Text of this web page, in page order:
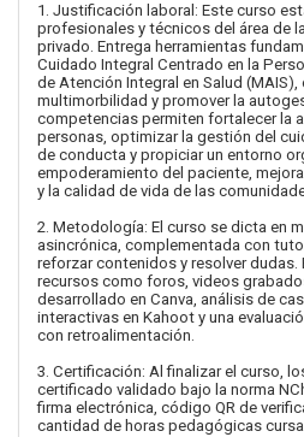
1. Justificación laboral: Este curso
profesionales y técnicos del área de
privado. Entrega herramientas
Cuidado Integral Centrado en la
de Atención Integral en Salud
multimorbilidad y promover la
competencias permiten fortalecer la
personas, optimizar la gestión del
de conducta y propiciar un entorno
empoderamiento del paciente,
y la calidad de vida de las
2. Metodología: El curso se dicta en
asincrónica, complementada con
reforzar contenidos y resolver dudas.
recursos como foros, videos
desarrollado en Canva, análisis de
interactivas en Kahoot y una
con retroalimentación.
3. Certificación: Al finalizar el curso,
certificado validado bajo la norma
firma electrónica, código QR de
cantidad de horas pedagógicas